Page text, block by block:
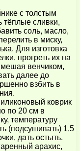
с толстым
тёплые сливки,
соль, масло,
в миску,
Для изготовка
прогреть их на
венчиком,
далее до
взбить в
коврик
по 20 см в
температуру
(подсушивать) 1,5
дать остыть.
арахис,